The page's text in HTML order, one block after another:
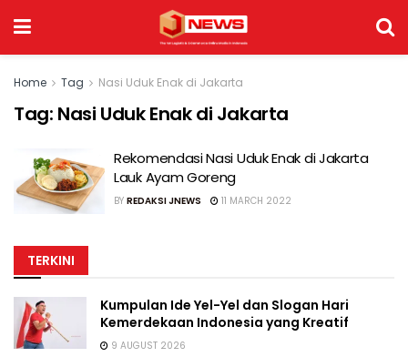
Home Tag Nasi Uduk Enak di Jakarta
Tag: Nasi Uduk Enak di Jakarta
Rekomendasi Nasi Uduk Enak di Jakarta
Lauk Ayam Goreng
BY REDAKSI JNEWS 11 MARCH 2022
TERKINI
Kumpulan Ide Yel-Yel dan Slogan Hari
Kemerdekaan Indonesia yang Kreatif
9 AUGUST 2026